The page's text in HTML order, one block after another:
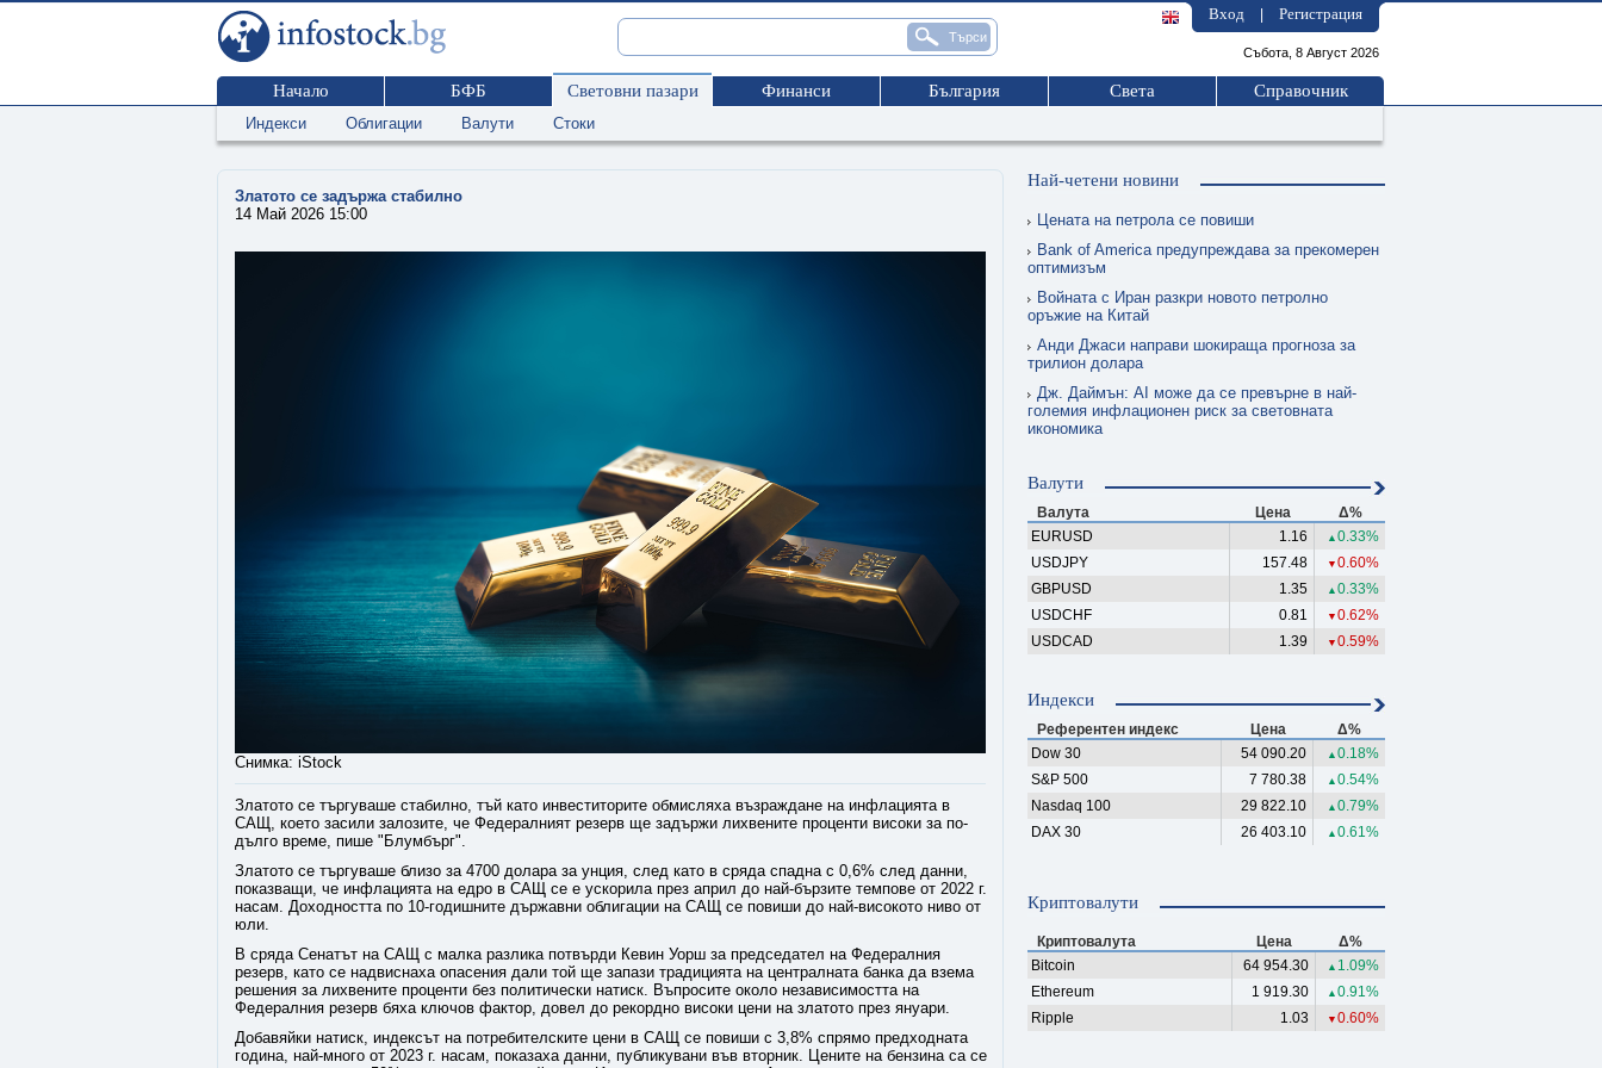
Вход Регистрация
Събота, 8 Август 2026
Начало БФБ Световни пазари Финанси България Света Справочник
Индекси Облигации Валути Стоки
Златото се задържа стабилно
14 Май 2026 15:00
Снимка: iStock
Златото се търгуваше стабилно, тъй като инвеститорите обмисляха възраждане на инфлацията в
САЩ, което засили залозите, че Федералният резерв ще задържи лихвените проценти високи за по-
дълго време, пише "Блумбърг".
Златото се търгуваше близо за 4700 долара за унция, след като в сряда спадна с 0,6% след данни,
показващи, че инфлацията на едро в САЩ се е ускорила през април до най-бързите темпове от 2022 г.
насам. Доходността по 10-годишните държавни облигации на САЩ се повиши до най-високото ниво от
юли.
В сряда Сенатът на САЩ с малка разлика потвърди Кевин Уорш за председател на Федералния
резерв, като се надвиснаха опасения дали той ще запази традицията на централната банка да взема
решения за лихвените проценти без политически натиск. Въпросите около независимостта на
Федералния резерв бяха ключов фактор, довел до рекордно високи цени на златото през януари.
Добавяйки натиск, индексът на потребителските цени в САЩ се повиши с 3,8% спрямо предходната
година, най-много от 2023 г. насам, показаха данни, публикувани във вторник. Цените на бензина са се
Най-четени новини
Цената на петрола се повиши
Bank of America предупреждава за прекомерен
оптимизъм
Войната с Иран разкри новото петролно
оръжие на Китай
Анди Джаси направи шокираща прогноза за
трилион долара
Дж. Даймън: AI може да се превърне в най-
големия инфлационен риск за световната
икономика
Валути
Валута Цена
Δ%
EURUSD
1.16 ▲ 0.33%
USDJPY
157.48 ▼ 0.60%
GBPUSD
1.35 ▲ 0.33%
USDCHF
0.81 ▼ 0.62%
USDCAD
1.39 ▼ 0.59%
Индекси
Референтен индекс Цена
Δ%
Dow 30
54 090.20 ▲ 0.18%
S&P 500
7 780.38 ▲ 0.54%
Nasdaq 100
29 822.10 ▲ 0.79%
DAX 30
26 403.10 ▲ 0.61%
Криптовалути
Криптовалута Цена
Δ%
Bitcoin
64 954.30 ▲ 1.09%
Ethereum
1 919.30 ▲ 0.91%
Ripple
1.03 ▼ 0.60%